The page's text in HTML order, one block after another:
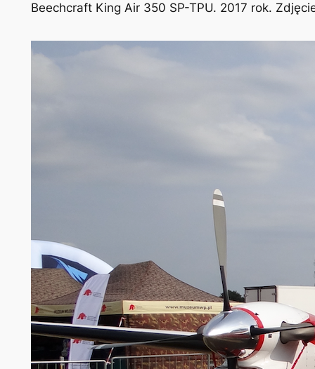
Beechcraft King Air 350 SP-TPU. 2017 rok.